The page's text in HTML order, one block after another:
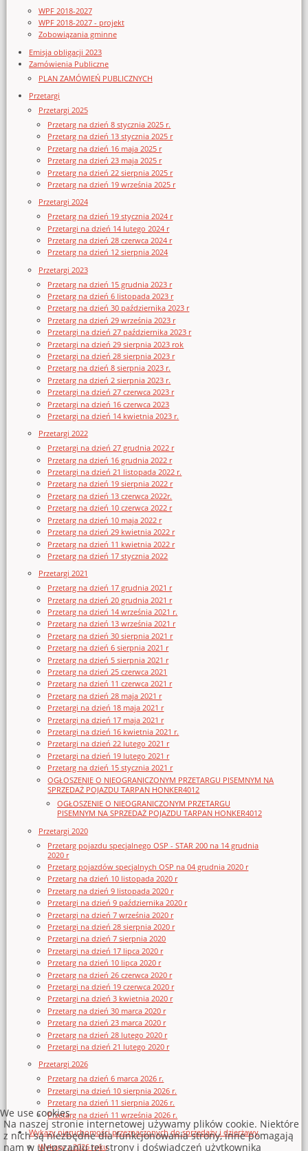
WPF 2018-2027
WPF 2018-2027 - projekt
Zobowiązania gminne
Emisja obligacji 2023
Zamówienia Publiczne
PLAN ZAMÓWIEŃ PUBLICZNYCH
Przetargi
Przetargi 2025
Przetarg na dzień 8 stycznia 2025 r.
Przetarg na dzień 13 stycznia 2025 r
Przetarg na dzień 16 maja 2025 r
Przetarg na dzień 23 maja 2025 r
Przetarg na dzień 22 sierpnia 2025 r
Przetarg na dzień 19 września 2025 r
Przetargi 2024
Przetarg na dzień 19 stycznia 2024 r
Przetargi na dzień 14 lutego 2024 r
Przetarg na dzień 28 czerwca 2024 r
Przetarg na dzień 12 sierpnia 2024
Przetargi 2023
Przetarg na dzień 15 grudnia 2023 r
Przetarg na dzień 6 listopada 2023 r
Przetarg na dzień 30 października 2023 r
Przetarg na dzień 29 września 2023 r
Przetargi na dzień 27 października 2023 r
Przetargi na dzień 29 sierpnia 2023 rok
Przetargi na dzień 28 sierpnia 2023 r
Przetarg na dzień 8 sierpnia 2023 r.
Przetarg na dzień 2 sierpnia 2023 r.
Przetargi na dzień 27 czerwca 2023 r
Przetargi na dzień 16 czerwca 2023
Przetargi na dzień 14 kwietnia 2023 r.
Przetargi 2022
Przetargi na dzień 27 grudnia 2022 r
Przetarg na dzień 16 grudnia 2022 r
Przetargi na dzień 21 listopada 2022 r.
Przetarg na dzień 19 sierpnia 2022 r
Przetarg na dzień 13 czerwca 2022r.
Przetarg na dzień 10 czerwca 2022 r
Przetarg na dzień 10 maja 2022 r
Przetarg na dzień 29 kwietnia 2022 r
Przetarg na dzień 11 kwietnia 2022 r
Przetarg na dzień 17 stycznia 2022
Przetargi 2021
Przetarg na dzień 17 grudnia 2021 r
Przetarg na dzień 20 grudnia 2021 r
Przetarg na dzień 14 września 2021 r.
Przetarg na dzień 13 września 2021 r
Przetarg na dzień 30 sierpnia 2021 r
Przetarg na dzień 6 sierpnia 2021 r
Przetarg na dzień 5 sierpnia 2021 r
Przetarg na dzień 25 czerwca 2021
Przetarg na dzień 11 czerwca 2021 r
Przetarg na dzień 28 maja 2021 r
Przetargi na dzień 18 maja 2021 r
Przetargi na dzień 17 maja 2021 r
Przetargi na dzień 16 kwietnia 2021 r.
Przetargi na dzień 22 lutego 2021 r
Przetargi na dzień 19 lutego 2021 r
Przetarg na dzień 15 stycznia 2021 r
OGŁOSZENIE O NIEOGRANICZONYM PRZETARGU PISEMNYM NA
SPRZEDAŻ POJAZDU TARPAN HONKER4012
OGŁOSZENIE O NIEOGRANICZONYM PRZETARGU
PISEMNYM NA SPRZEDAŻ POJAZDU TARPAN HONKER4012
Przetargi 2020
Przetarg pojazdu specjalnego OSP - STAR 200 na 14 grudnia
2020 r
Przetarg pojazdów specjalnych OSP na 04 grudnia 2020 r
Przetarg na dzień 10 listopada 2020 r
Przetarg na dzień 9 listopada 2020 r
Przetargi na dzień 9 października 2020 r
Przetargi na dzień 7 września 2020 r
Przetargi na dzień 28 sierpnia 2020 r
Przetargi na dzień 7 sierpnia 2020
Przetargi na dzień 17 lipca 2020 r
Przetarg na dzień 10 lipca 2020 r
Przetarg na dzień 26 czerwca 2020 r
Przetargi na dzień 19 czerwca 2020 r
Przetargi na dzień 3 kwietnia 2020 r
Przetarg na dzień 30 marca 2020 r
Przetarg na dzień 23 marca 2020 r
Przetarg na dzień 28 lutego 2020 r
Przetargi na dzień 21 lutego 2020 r
Przetargi 2026
Przetarg na dzień 6 marca 2026 r.
Przetargi na dzień 10 sierpnia 2026 r.
Przetarg na dzień 11 sierpnia 2026 r.
Przetarg na dzień 11 września 2026 r.
Wykazy nieruchomości przeznaczonych do sprzedaży i dzierżawy
Wykazy z 2026 roku
We use cookies
Na naszej stronie internetowej używamy plików cookie. Niektóre
z nich są niezbędne dla funkcjonowania strony, inne pomagają
nam w ulepszaniu tej strony i doświadczeń użytkownika